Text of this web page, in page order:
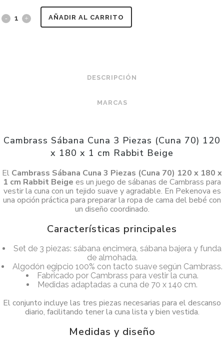
AÑADIR AL CARRITO
DESCRIPCIÓN
MARCAS
Cambrass Sábana Cuna 3 Piezas (Cuna 70) 120
x 180 x 1 cm Rabbit Beige
El Cambrass Sábana Cuna 3 Piezas (Cuna 70) 120 x 180 x
1 cm Rabbit Beige es un juego de sábanas de Cambrass para
vestir la cuna con un tejido suave y agradable. En Pekenova es
una opción práctica para preparar la ropa de cama del bebé con
un diseño coordinado.
Características principales
Set de 3 piezas: sábana encimera, sábana bajera y funda
de almohada.
Algodón egipcio 100% con tacto suave según Cambrass.
Fabricado por Cambrass para vestir la cuna.
Medidas adaptadas a cuna de 70 x 140 cm.
El conjunto incluye las tres piezas necesarias para el descanso
diario, facilitando tener la cuna lista y bien vestida.
Medidas y diseño